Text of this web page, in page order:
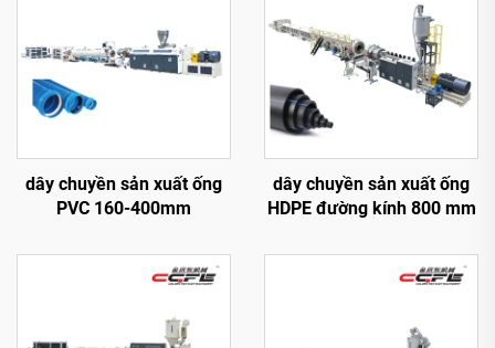
dây chuyền sản xuất ống
PVC 160-400mm
dây chuyền sản xuất ống
HDPE đường kính 800 mm